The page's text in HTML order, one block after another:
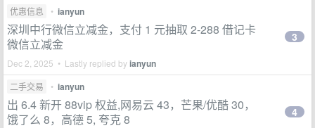
优惠信息 • ianyun
深圳中行微信立减金，支付 1 元抽取 2-288 借记卡
微信立减金
Dec 2, 2025 • Lastly replied byianyun
3
二手交易 • ianyun
出 6.4 新开 88vip 权益,网易云 43，芒果/优酷 30，
饿了么 8，高德 5, 夸克 8
4